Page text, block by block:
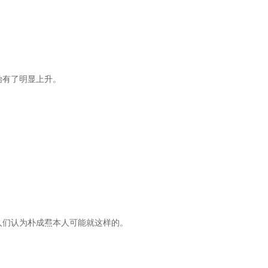
了明显上升。
认为朴成焄本人可能就这样的。